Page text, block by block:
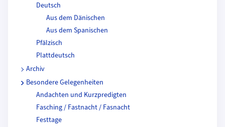
Deutsch
Aus dem Dänischen
Aus dem Spanischen
Pfälzisch
Plattdeutsch
Archiv
Besondere Gelegenheiten
Andachten und Kurzpredigten
Fasching / Fastnacht / Fasnacht
Festtage